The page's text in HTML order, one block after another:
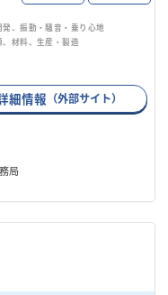
、振動・騒音・乗り心地
材料、生産・製造
細情報 （外部サイト）
局